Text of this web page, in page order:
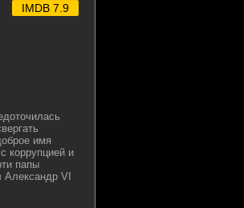
IMDB 7.9
имя
коррупцией и
папы
Александр VI